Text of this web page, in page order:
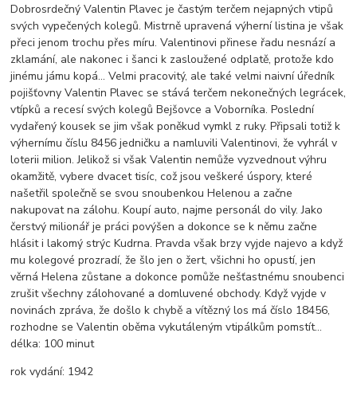
Dobrosrdečný Valentin Plavec je častým terčem nejapných vtipů
svých vypečených kolegů. Mistrně upravená výherní listina je však
přeci jenom trochu přes míru. Valentinovi přinese řadu nesnází a
zklamání, ale nakonec i šanci k zasloužené odplatě, protože kdo
jinému jámu kopá... Velmi pracovitý, ale také velmi naivní úředník
pojišťovny Valentin Plavec se stává terčem nekonečných legrácek,
vtípků a recesí svých kolegů Bejšovce a Voborníka. Poslední
vydařený kousek se jim však poněkud vymkl z ruky. Připsali totiž k
výhernímu číslu 8456 jedničku a namluvili Valentinovi, že vyhrál v
loterii milion. Jelikož si však Valentin nemůže vyzvednout výhru
okamžitě, vybere dvacet tisíc, což jsou veškeré úspory, které
našetřil společně se svou snoubenkou Helenou a začne
nakupovat na zálohu. Koupí auto, najme personál do vily. Jako
čerstvý milionář je práci povýšen a dokonce se k němu začne
hlásit i lakomý strýc Kudrna. Pravda však brzy vyjde najevo a když
mu kolegové prozradí, že šlo jen o žert, všichni ho opustí, jen
věrná Helena zůstane a dokonce pomůže nešťastnému snoubenci
zrušit všechny zálohované a domluvené obchody. Když vyjde v
novinách zpráva, že došlo k chybě a vítězný los má číslo 18456,
rozhodne se Valentin oběma vykutáleným vtipálkům pomstít...
délka: 100 minut
rok vydání: 1942